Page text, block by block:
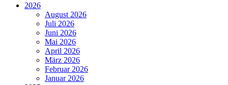
2026
August 2026
Juli 2026
Juni 2026
Mai 2026
April 2026
März 2026
Februar 2026
Januar 2026